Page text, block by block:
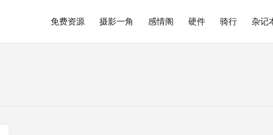
免费资源 摄影一角 感情阁 硬件 骑行 杂记